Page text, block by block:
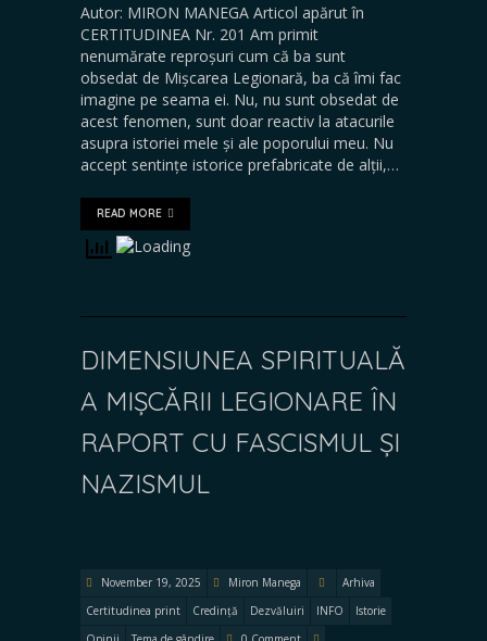
Autor: MIRON MANEGA Articol apărut în
CERTITUDINEA Nr. 201 Am primit
nenumărate reproșuri cum că ba sunt
obsedat de Mișcarea Legionară, ba că îmi fac
imagine pe seama ei. Nu, nu sunt obsedat de
acest fenomen, sunt doar reactiv la atacurile
asupra istoriei mele și ale poporului meu. Nu
accept sentințe istorice prefabricate de alții,…
READ MORE
DIMENSIUNEA SPIRITUALĂ
A MIȘCĂRII LEGIONARE ÎN
RAPORT CU FASCISMUL ȘI
NAZISMUL
November 19, 2025 Miron Manega
Arhiva
Certitudinea print
Credință Dezvăluiri INFO
Istorie